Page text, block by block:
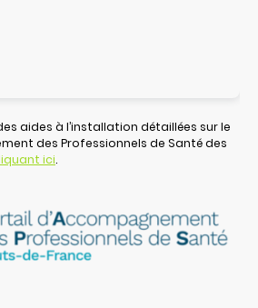
aides à l’installation détaillées sur le
des Professionnels de Santé des
ici.